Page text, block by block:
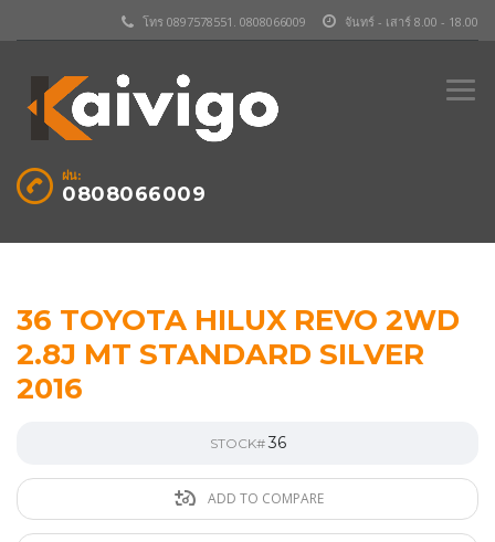
จันทร์ - เสาร์ 8.00 - 18.00
โทร 0897578551. 0808066009
ฝน:
0808066009
36 TOYOTA HILUX REVO 2WD
2.8J MT STANDARD SILVER
2016
STOCK#36
ADD TO COMPARE